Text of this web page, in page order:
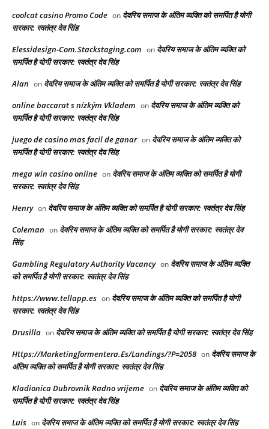
coolcat casino Promo Code on देवरिय समाज के अंतिम व्यक्ति को समर्पित है योगी
सरकार: स्वतंत्र देव सिंह
Elessidesign-Com.Stackstaging.com on देवरिय समाज के अंतिम व्यक्ति को
समर्पित है योगी सरकार: स्वतंत्र देव सिंह
Alan on देवरिय समाज के अंतिम व्यक्ति को समर्पित है योगी सरकार: स्वतंत्र देव सिंह
online baccarat s nízkým Vkladem on देवरिय समाज के अंतिम व्यक्ति को
समर्पित है योगी सरकार: स्वतंत्र देव सिंह
juego de casino mas facil de ganar on देवरिय समाज के अंतिम व्यक्ति को
समर्पित है योगी सरकार: स्वतंत्र देव सिंह
mega win casino online on देवरिय समाज के अंतिम व्यक्ति को समर्पित है योगी
सरकार: स्वतंत्र देव सिंह
Henry on देवरिय समाज के अंतिम व्यक्ति को समर्पित है योगी सरकार: स्वतंत्र देव सिंह
Coleman on देवरिय समाज के अंतिम व्यक्ति को समर्पित है योगी सरकार: स्वतंत्र देव
सिंह
Gambling Regulatory Authority Vacancy on देवरिय समाज के अंतिम व्यक्ति
को समर्पित है योगी सरकार: स्वतंत्र देव सिंह
https://www.tellapp.es on देवरिय समाज के अंतिम व्यक्ति को समर्पित है योगी
सरकार: स्वतंत्र देव सिंह
Drusilla on देवरिय समाज के अंतिम व्यक्ति को समर्पित है योगी सरकार: स्वतंत्र देव सिंह
Https://Marketingformentera.Es/Landings/?P=2058 on देवरिय समाज के
अंतिम व्यक्ति को समर्पित है योगी सरकार: स्वतंत्र देव सिंह
Kladionica Dubrovnik Radno vrijeme on देवरिय समाज के अंतिम व्यक्ति को
समर्पित है योगी सरकार: स्वतंत्र देव सिंह
Luis on देवरिय समाज के अंतिम व्यक्ति को समर्पित है योगी सरकार: स्वतंत्र देव सिंह